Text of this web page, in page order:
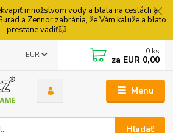
množstvom vody a blata na cestách a
a Zennor zabránia, že Vám kaluže a blato
prestane vadiť💥
Menu
EUR
Hľadať
0 ks
za EUR 0,00